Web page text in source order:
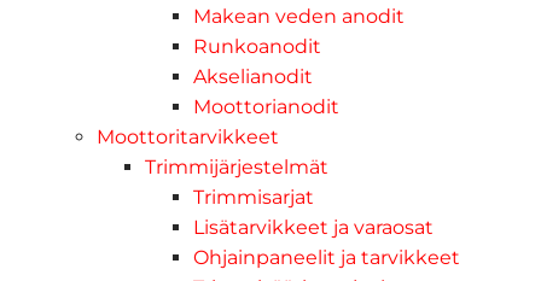
Makean veden anodit
Runkoanodit
Akselianodit
Moottorianodit
Moottoritarvikkeet
Trimmijärjestelmät
Trimmisarjat
Lisätarvikkeet ja varaosat
Ohjainpaneelit ja tarvikkeet